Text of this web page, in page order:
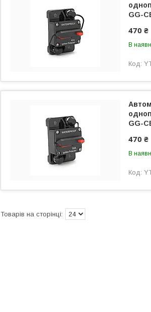
GG-
470 ₴
В
GG-
470 ₴
В